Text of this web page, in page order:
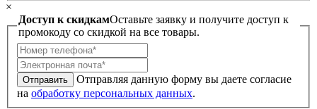
×
Доступ к скидкамОставьте заявку и получите доступ к
промокоду со скидкой на все товары.
Отправить
Отправляя данную форму вы даете согласие
на обработку персональных данных.